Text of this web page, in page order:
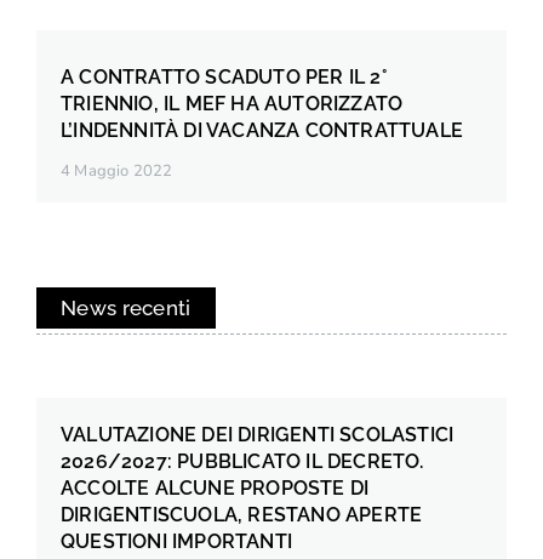
A CONTRATTO SCADUTO PER IL 2°
TRIENNIO, IL MEF HA AUTORIZZATO
L’INDENNITÀ DI VACANZA CONTRATTUALE
4 Maggio 2022
News recenti
VALUTAZIONE DEI DIRIGENTI SCOLASTICI
2026/2027: PUBBLICATO IL DECRETO.
ACCOLTE ALCUNE PROPOSTE DI
DIRIGENTISCUOLA, RESTANO APERTE
QUESTIONI IMPORTANTI